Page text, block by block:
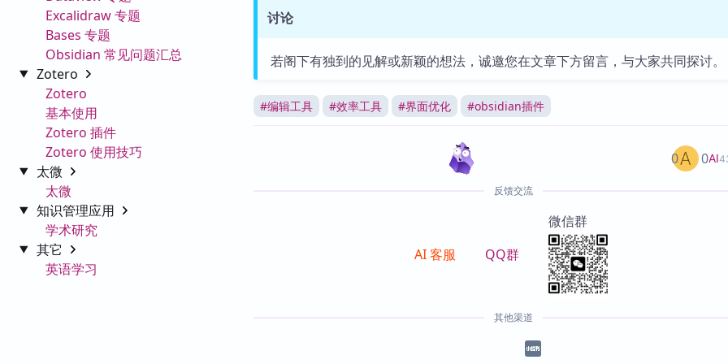
Excalidraw 专题
Bases 专题
Obsidian 常见问题汇总
Zotero
Zotero
基本使用
Zotero 插件
Zotero 使用技巧
太微
太微
知识管理应用
学术研究
其它
英语学习
讨论
若阁下有独到的见解或新颖的想法，诚邀您在文章下方留言，与大家共同探讨。
#编辑工具 #效率工具 #界面优化 #obsidian插件
AI
0 0
反馈交流
AI 客服 QQ群
微信群
其他渠道